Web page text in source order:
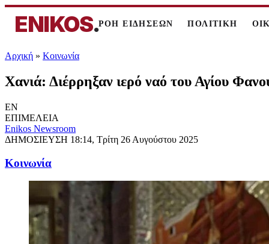
ENIKOS.ΡΟΗ ΕΙΔΗΣΕΩΝ ΠΟΛΙΤΙΚΗ
Αρχική » Κοινωνία
Χανιά: Διέρρηξαν ιερό ναό του Αγίου
EN
ΕΠΙΜΕΛΕΙΑ
Enikos Newsroom
ΔΗΜΟΣΙΕΥΣΗ 18:14, Τρίτη 26 Αυγούστου 2025
Κοινωνία